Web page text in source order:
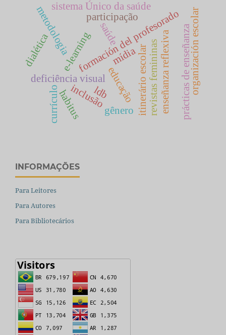
educação
deficiência visual
inclusão
e-learningformación del profesoradoprácticas de enseñanza
enseñanza reflexiva
habitus itinerário escolar
saúde
participação
sistema Único da saúde
metodologia
dialética
currículo ldb
gênero
mídia revistas femininas organización escolar
INFORMAÇÕES
Para Leitores
Para Autores
Para Bibliotecários